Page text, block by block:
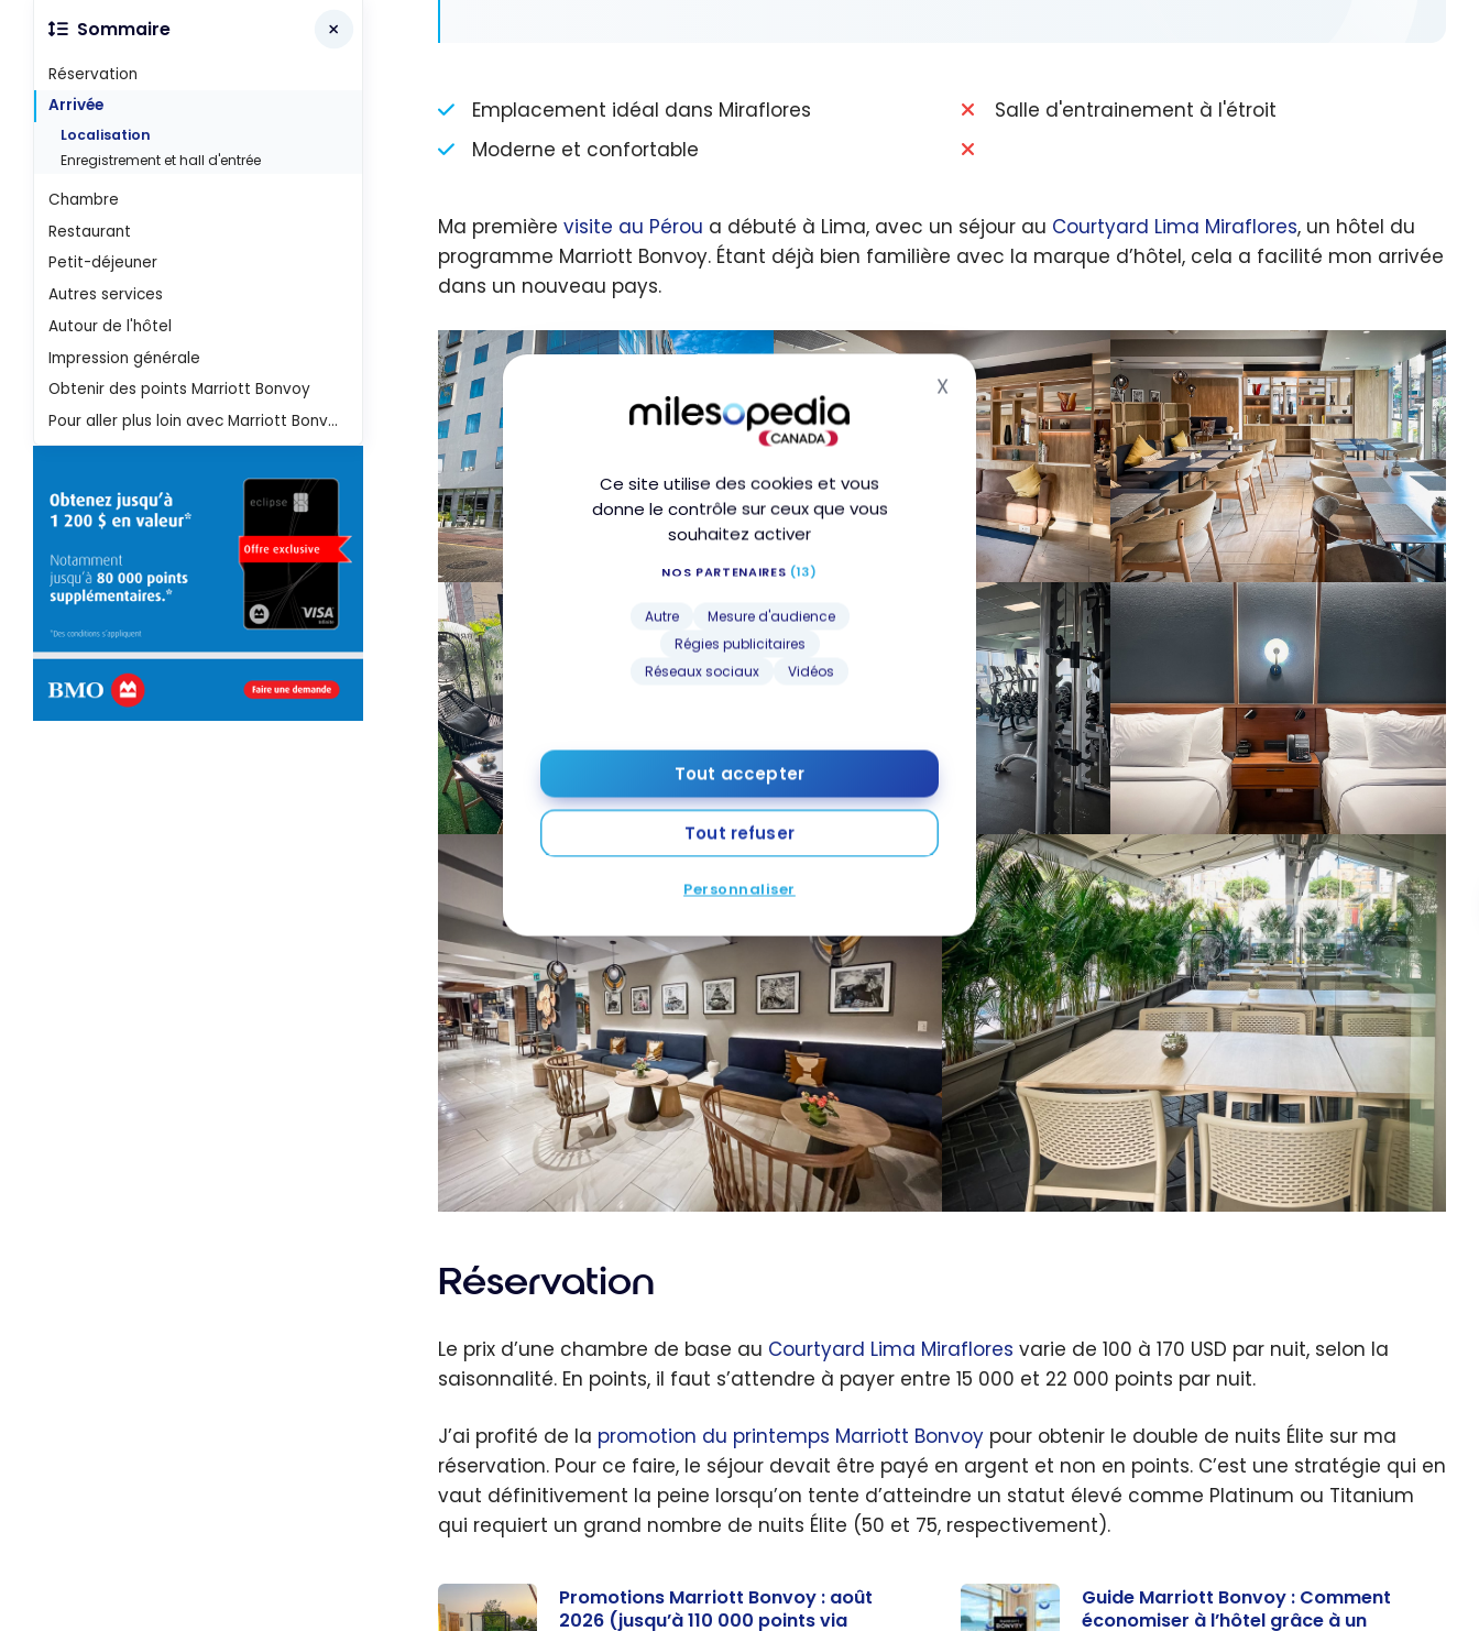
Ce site utilise des cookies et vous
donne le contrôle sur ceux que vous
souhaitez activer
NOS PARTENAIRES (13)
Autre
Mesure d'audience
Régies publicitaires
Réseaux sociaux
Vidéos
Tout accepter
Tout refuser
Personnaliser
XMasquer le bandeau des cookies
Emplacement idéal dans Miraflores
Moderne et confortable
Salle d'entrainement à l'étroit
Ma première visite au Pérou a débuté à Lima, avec un séjour au Courtyard Lima Miraflores, un hôtel du
programme Marriott Bonvoy. Étant déjà bien familière avec la marque d’hôtel, cela a facilité mon arrivée
dans un nouveau pays.
Réservation
Le prix d’une chambre de base au Courtyard Lima Miraflores varie de 100 à 170 USD par nuit, selon la
saisonnalité. En points, il faut s’attendre à payer entre 15 000 et 22 000 points par nuit.
J’ai profité de la promotion du printemps Marriott Bonvoy pour obtenir le double de nuits Élite sur ma
réservation. Pour ce faire, le séjour devait être payé en argent et non en points. C’est une stratégie qui en
vaut définitivement la peine lorsqu’on tente d’atteindre un statut élevé comme Platinum ou Titanium
qui requiert un grand nombre de nuits Élite (50 et 75, respectivement).
Promotions Marriott Bonvoy : août
2026 (jusqu’à 110 000 points via
Guide Marriott Bonvoy : Comment
économiser à l’hôtel grâce à un
Sommaire
Réservation
Arrivée
Localisation
Enregistrement et hall d'entrée
Chambre
Restaurant
Petit-déjeuner
Autres services
Autour de l'hôtel
Impression générale
Obtenir des points Marriott Bonvoy
Pour aller plus loin avec Marriott Bonvoy